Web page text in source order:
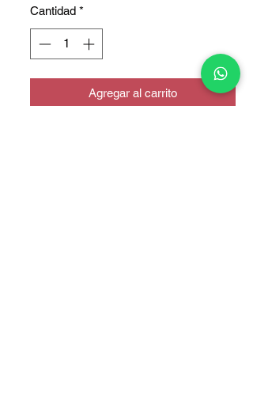
Cantidad *
Agregar al carrito